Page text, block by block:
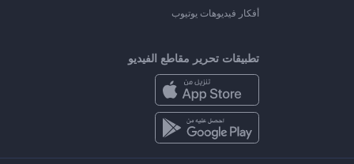
أفكار فيديوهات يوتيوب
تطبيقات تحرير مقاطع الفيديو